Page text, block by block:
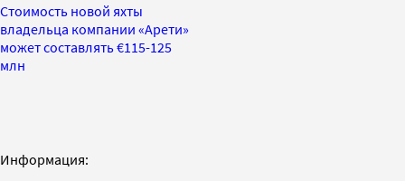
Стоимость новой яхты
владельца компании «Арети»
может составлять €115-125
млн
Информация: